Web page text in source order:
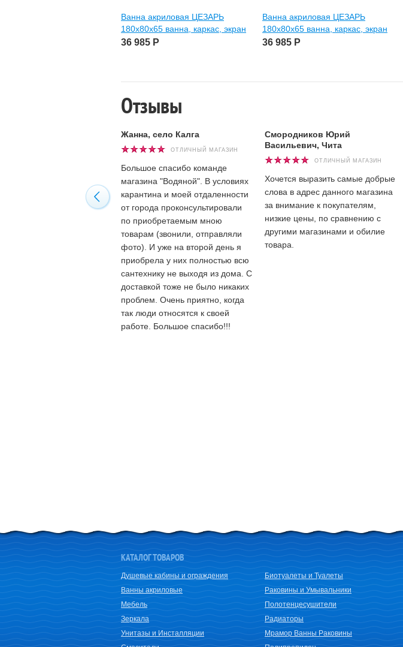
Ванна акриловая ЦЕЗАРЬ
180х80х65 ванна, каркас, экран
36 985 Р
Ванна акриловая ЦЕЗАРЬ
180х80х65 ванна, каркас, экран
36 985 Р
Отзывы
Жанна, село Калга
ОТЛИЧНЫЙ МАГАЗИН
Большое спасибо команде
магазина "Водяной". В условиях
карантина и моей отдаленности
от города проконсультировали
по приобретаемым мною
товарам (звонили, отправляли
фото). И уже на второй день я
приобрела у них полностью всю
сантехнику не выходя из дома. С
доставкой тоже не было никаких
проблем. Очень приятно, когда
так люди относятся к своей
работе. Большое спасибо!!!
Смородников Юрий
Васильевич, Чита
ОТЛИЧНЫЙ МАГАЗИН
Хочется выразить самые добрые
слова в адрес данного магазина
за внимание к покупателям,
низкие цены, по сравнению с
другими магазинами и обилие
товара.
КАТАЛОГ ТОВАРОВ
Душевые кабины и ограждения
Ванны акриловые
Мебель
Зеркала
Унитазы и Инсталляции
Биотуалеты и Туалеты
Раковины и Умывальники
Полотенцесушители
Радиаторы
Мрамор Ванны Раковины